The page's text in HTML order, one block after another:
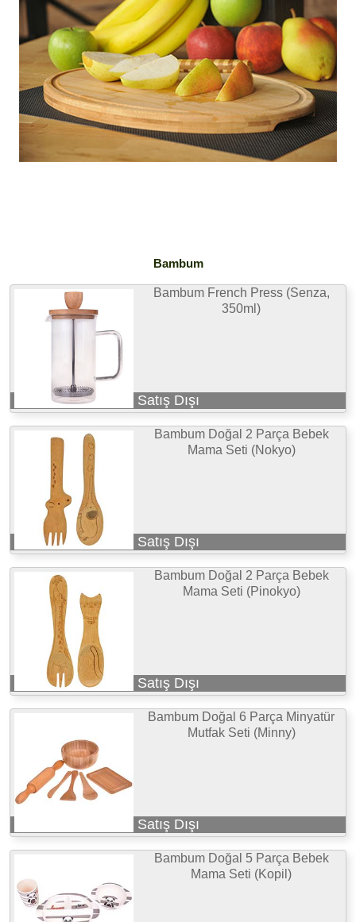
Bambum
Bambum French Press (Senza,
350ml)
Satış Dışı
Bambum Doğal 2 Parça Bebek
Mama Seti (Nokyo)
Satış Dışı
Bambum Doğal 2 Parça Bebek
Mama Seti (Pinokyo)
Satış Dışı
Bambum Doğal 6 Parça Minyatür
Mutfak Seti (Minny)
Satış Dışı
Bambum Doğal 5 Parça Bebek
Mama Seti (Kopil)